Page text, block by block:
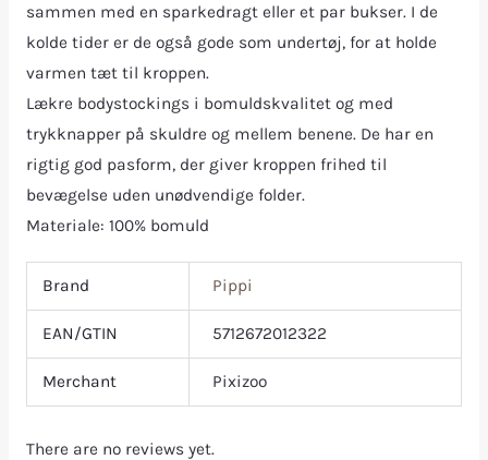
sammen med en sparkedragt eller et par bukser. I de
kolde tider er de også gode som undertøj, for at holde
varmen tæt til kroppen.
Lækre bodystockings i bomuldskvalitet og med
trykknapper på skuldre og mellem benene. De har en
rigtig god pasform, der giver kroppen frihed til
bevægelse uden unødvendige folder.
Materiale: 100% bomuld
Brand Pippi
EAN/GTIN 5712672012322
Merchant Pixizoo
There are no reviews yet.